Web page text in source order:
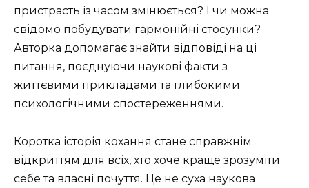
пристрасть із часом змінюється? І чи можна
свідомо побудувати гармонійні стосунки?
Авторка допомагає знайти відповіді на ці
питання, поєднуючи наукові факти з
життєвими прикладами та глибокими
психологічними спостереженнями.
Коротка історія кохання стане справжнім
відкриттям для всіх, хто хоче краще зрозуміти
себе та власні почуття. Це не суха наукова